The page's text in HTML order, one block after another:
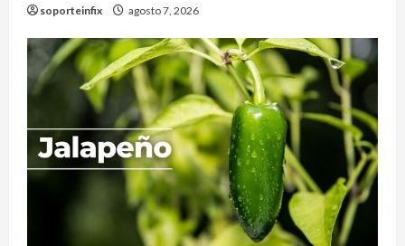
soporteinfix agosto 7, 2026